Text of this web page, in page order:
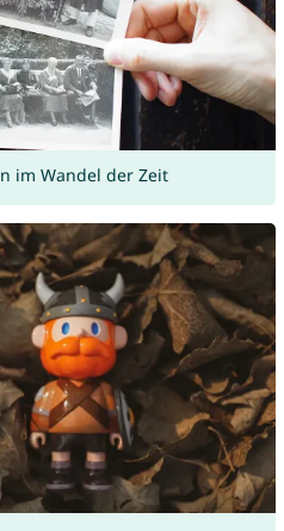
im Wandel der Zeit